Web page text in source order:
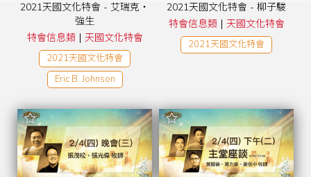
2021天國文化特會 - 艾瑞克‧
強生
特會信息類 | 天國文化特會
2021天國文化特會
Eric B. Johnson
2021天國文化特會 - 柳子駿
特會信息類 | 天國文化特會
2021天國文化特會